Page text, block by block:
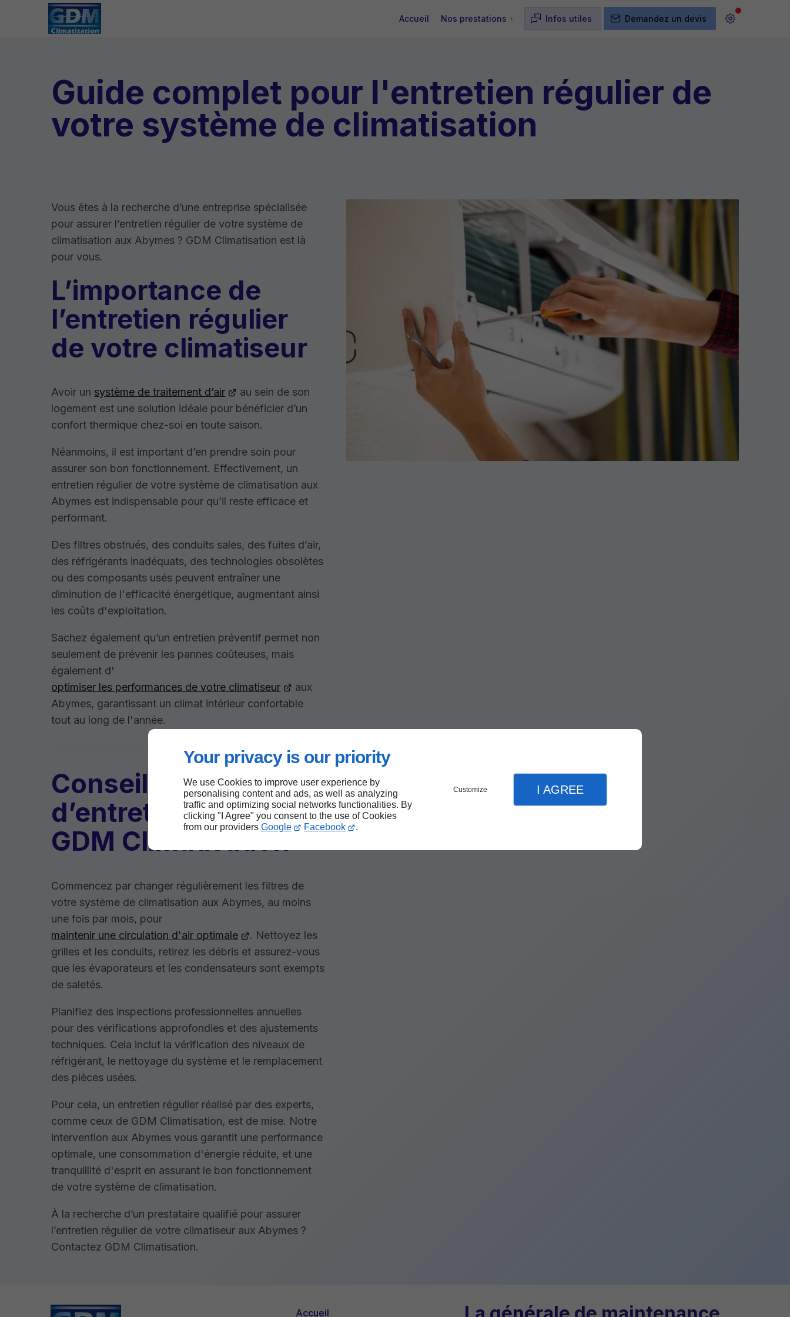
Your privacy is our priority
We use Cookies to improve user experience by
personalising content and ads, as well as analyzing
traffic and optimizing social networks functionalities. By
clicking "I Agree" you consent to the use of Cookies
from our providers Google Facebook .
Customize I AGREE
Accueil Nos prestations Infos utiles Demandez un devis
Guide complet pour l'entretien régulier de
votre système de climatisation
Vous êtes à la recherche d’une entreprise spécialisée
pour assurer l’entretien régulier de votre système de
climatisation aux Abymes ? GDM Climatisation est là
pour vous.
L’importance de
l’entretien régulier
de votre climatiseur
Avoir un système de traitement d’air
au sein de son
logement est une solution idéale pour bénéficier d’un
confort thermique chez-soi en toute saison.
Néanmoins, il est important d’en prendre soin pour
assurer son bon fonctionnement. Effectivement, un
entretien régulier de votre système de climatisation aux
Abymes est indispensable pour qu’il reste efficace et
performant.
Des filtres obstrués, des conduits sales, des fuites d’air,
des réfrigérants inadéquats, des technologies obsolètes
ou des composants usés peuvent entraîner une
diminution de l'efficacité énergétique, augmentant ainsi
les coûts d'exploitation.
Sachez également qu’un entretien préventif permet non
seulement de prévenir les pannes coûteuses, mais
également d'
optimiser les performances de votre climatiseur
aux
Abymes, garantissant un climat intérieur confortable
tout au long de l'année.
Conseils et services
d’entretien avec
GDM Climatisation
Commencez par changer régulièrement les filtres de
votre système de climatisation aux Abymes, au moins
une fois par mois, pour
maintenir une circulation d'air optimale
. Nettoyez les
grilles et les conduits, retirez les débris et assurez-vous
que les évaporateurs et les condensateurs sont exempts
de saletés.
Planifiez des inspections professionnelles annuelles
pour des vérifications approfondies et des ajustements
techniques. Cela inclut la vérification des niveaux de
réfrigérant, le nettoyage du système et le remplacement
des pièces usées.
Pour cela, un entretien régulier réalisé par des experts,
comme ceux de GDM Climatisation, est de mise. Notre
intervention aux Abymes vous garantit une performance
optimale, une consommation d'énergie réduite, et une
tranquillité d'esprit en assurant le bon fonctionnement
de votre système de climatisation.
À la recherche d’un prestataire qualifié pour assurer
l’entretien régulier de votre climatiseur aux Abymes ?
Contactez GDM Climatisation.
Accueil